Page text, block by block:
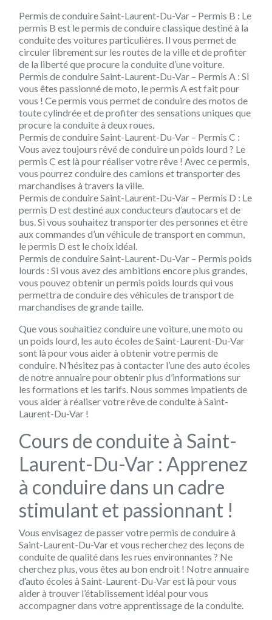
Permis de conduire Saint-Laurent-Du-Var – Permis B : Le
permis B est le permis de conduire classique destiné à la
conduite des voitures particulières. Il vous permet de
circuler librement sur les routes de la ville et de profiter
de la liberté que procure la conduite d’une voiture.
Permis de conduire Saint-Laurent-Du-Var – Permis A : Si
vous êtes passionné de moto, le permis A est fait pour
vous ! Ce permis vous permet de conduire des motos de
toute cylindrée et de profiter des sensations uniques que
procure la conduite à deux roues.
Permis de conduire Saint-Laurent-Du-Var – Permis C :
Vous avez toujours rêvé de conduire un poids lourd ? Le
permis C est là pour réaliser votre rêve ! Avec ce permis,
vous pourrez conduire des camions et transporter des
marchandises à travers la ville.
Permis de conduire Saint-Laurent-Du-Var – Permis D : Le
permis D est destiné aux conducteurs d’autocars et de
bus. Si vous souhaitez transporter des personnes et être
aux commandes d’un véhicule de transport en commun,
le permis D est le choix idéal.
Permis de conduire Saint-Laurent-Du-Var – Permis poids
lourds : Si vous avez des ambitions encore plus grandes,
vous pouvez obtenir un permis poids lourds qui vous
permettra de conduire des véhicules de transport de
marchandises de grande taille.
Que vous souhaitiez conduire une voiture, une moto ou
un poids lourd, les auto écoles de Saint-Laurent-Du-Var
sont là pour vous aider à obtenir votre permis de
conduire. N’hésitez pas à contacter l’une des auto écoles
de notre annuaire pour obtenir plus d’informations sur
les formations et les tarifs. Nous sommes impatients de
vous aider à réaliser votre rêve de conduite à Saint-
Laurent-Du-Var !
Cours de conduite à Saint-
Laurent-Du-Var : Apprenez
à conduire dans un cadre
stimulant et passionnant !
Vous envisagez de passer votre permis de conduire à
Saint-Laurent-Du-Var et vous recherchez des leçons de
conduite de qualité dans les rues environnantes ? Ne
cherchez plus, vous êtes au bon endroit ! Notre annuaire
d’auto écoles à Saint-Laurent-Du-Var est là pour vous
aider à trouver l’établissement idéal pour vous
accompagner dans votre apprentissage de la conduite.